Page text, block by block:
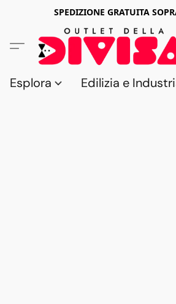
SPEDIZIONE GRATUITA
Esplora Edilizia e